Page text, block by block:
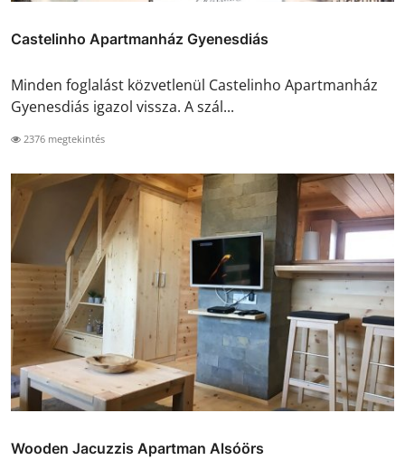
Castelinho Apartmanház Gyenesdiás
Minden foglalást közvetlenül Castelinho Apartmanház
Gyenesdiás igazol vissza. A szál...
2376 megtekintés
Wooden Jacuzzis Apartman Alsóörs